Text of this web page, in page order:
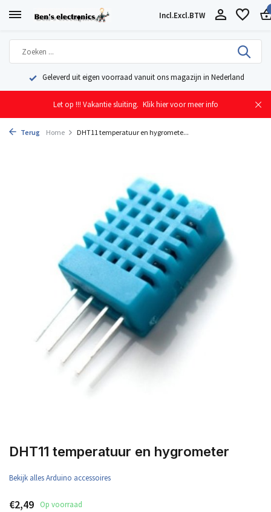
Incl.Excl.BTW
Geleverd uit eigen voorraad vanuit ons magazijn in Nederland
Let op !!! Vakantie sluiting. Klik hier voor meer info
Terug Home DHT11 temperatuur en hygromete...
DHT11 temperatuur en hygrometer
Bekijk alles Arduino accessoires
€2,49 Op voorraad